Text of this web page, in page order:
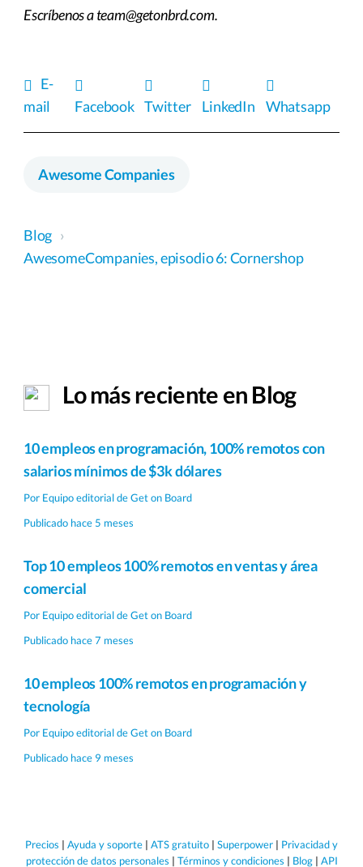
Escríbenos a team@getonbrd.com.
E-
mail
Facebook Twitter LinkedIn Whatsapp
Awesome Companies
Blog ›
AwesomeCompanies, episodio 6: Cornershop
Lo más reciente en Blog
10 empleos en programación, 100% remotos con
salarios mínimos de $3k dólares
Por Equipo editorial de Get on Board
Publicado hace 5 meses
Top 10 empleos 100% remotos en ventas y área
comercial
Por Equipo editorial de Get on Board
Publicado hace 7 meses
10 empleos 100% remotos en programación y
tecnología
Por Equipo editorial de Get on Board
Publicado hace 9 meses
Precios | Ayuda y soporte | ATS gratuito | Superpower | Privacidad y
protección de datos personales | Términos y condiciones | Blog| API